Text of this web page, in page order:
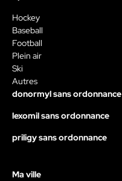
Hockey
Baseball
Football
Plein air
Ski
Autres
donormyl sans ordonnance
lexomil sans ordonnance
priligy sans ordonnance
Ma ville